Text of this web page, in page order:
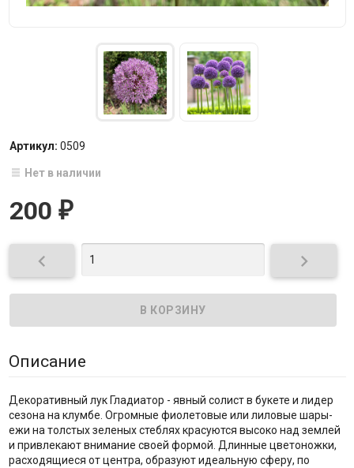
Артикул: 0509
Нет в наличии
200 ₽
 
Описание
Декоративный лук Гладиатор - явный солист в букете и лидер
сезона на клумбе. Огромные фиолетовые или лиловые шары-
ежи на толстых зеленых стеблях красуются высоко над землей
и привлекают внимание своей формой. Длинные цветоножки,
расходящиеся от центра, образуют идеальную сферу, по